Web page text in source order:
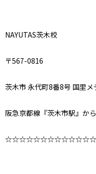
NAYUTAS茨木校
〒567-0816
茨木市 永代町8番8号 国里
阪急京都線『茨木市駅』か